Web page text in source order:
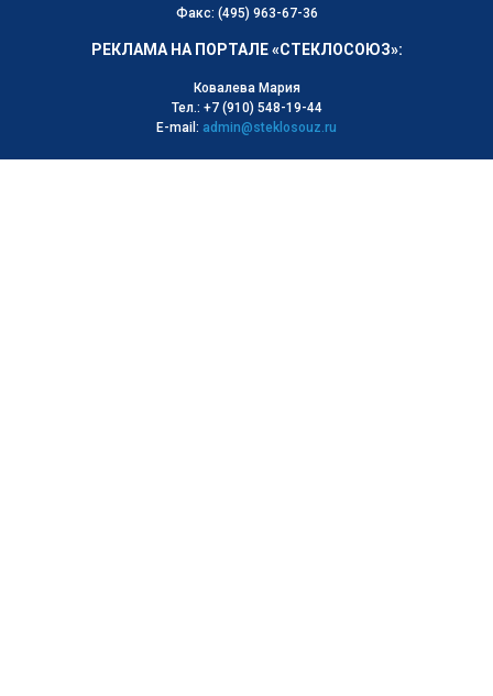
Факс: (495) 963-67-36
РЕКЛАМА НА ПОРТАЛЕ «СТЕКЛОСОЮЗ»:
Ковалева Мария
Тел.: +7 (910) 548-19-44
E-mail: admin@steklosouz.ru